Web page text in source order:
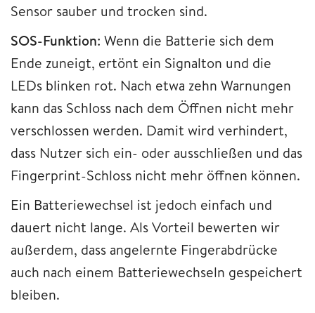
Sensor sauber und trocken sind.
SOS-Funktion: Wenn die Batterie sich dem
Ende zuneigt, ertönt ein Signalton und die
LEDs blinken rot. Nach etwa zehn Warnungen
kann das Schloss nach dem Öffnen nicht mehr
verschlossen werden. Damit wird verhindert,
dass Nutzer sich ein- oder ausschließen und das
Fingerprint-Schloss nicht mehr öffnen können.
Ein Batteriewechsel ist jedoch einfach und
dauert nicht lange. Als Vorteil bewerten wir
außerdem, dass angelernte Fingerabdrücke
auch nach einem Batteriewechseln gespeichert
bleiben.